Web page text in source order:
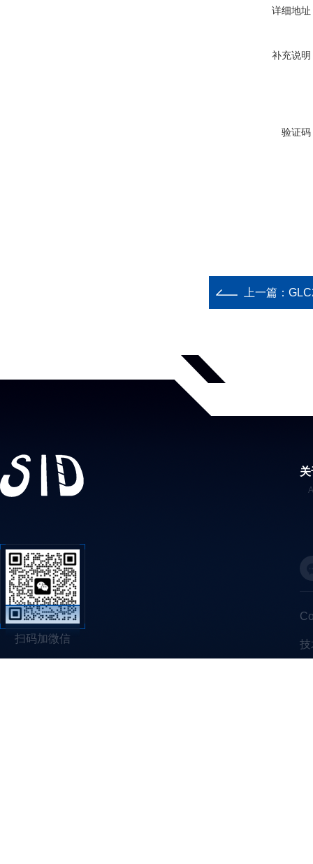
详细地址
补充说明
验证码
上一篇：
扫码加微信 技